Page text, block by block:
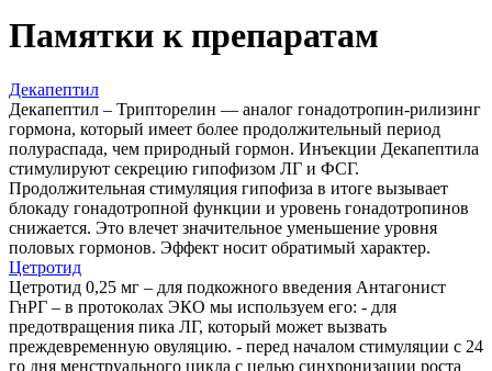
Памятки к препаратам
Декапептил
Декапептил – Трипторелин — аналог гонадотропин-рилизинг
гормона, который имеет более продолжительный период
полураспада, чем природный гормон. Инъекции Декапептила
стимулируют секрецию гипофизом ЛГ и ФСГ.
Продолжительная стимуляция гипофиза в итоге вызывает
блокаду гонадотропной функции и уровень гонадотропинов
снижается. Это влечет значительное уменьшение уровня
половых гормонов. Эффект носит обратимый характер.
Цетротид
Цетротид 0,25 мг – для подкожного введения Антагонист
ГнРГ – в протоколах ЭКО мы используем его: - для
предотвращения пика ЛГ, который может вызвать
преждевременную овуляцию. - перед началом стимуляции с 24
го дня менструального цикла с целью синхронизации роста